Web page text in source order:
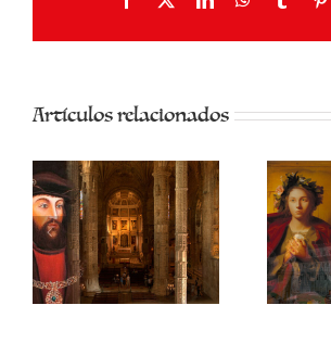
Artículos relacionados
Santa Bona de
Pisa